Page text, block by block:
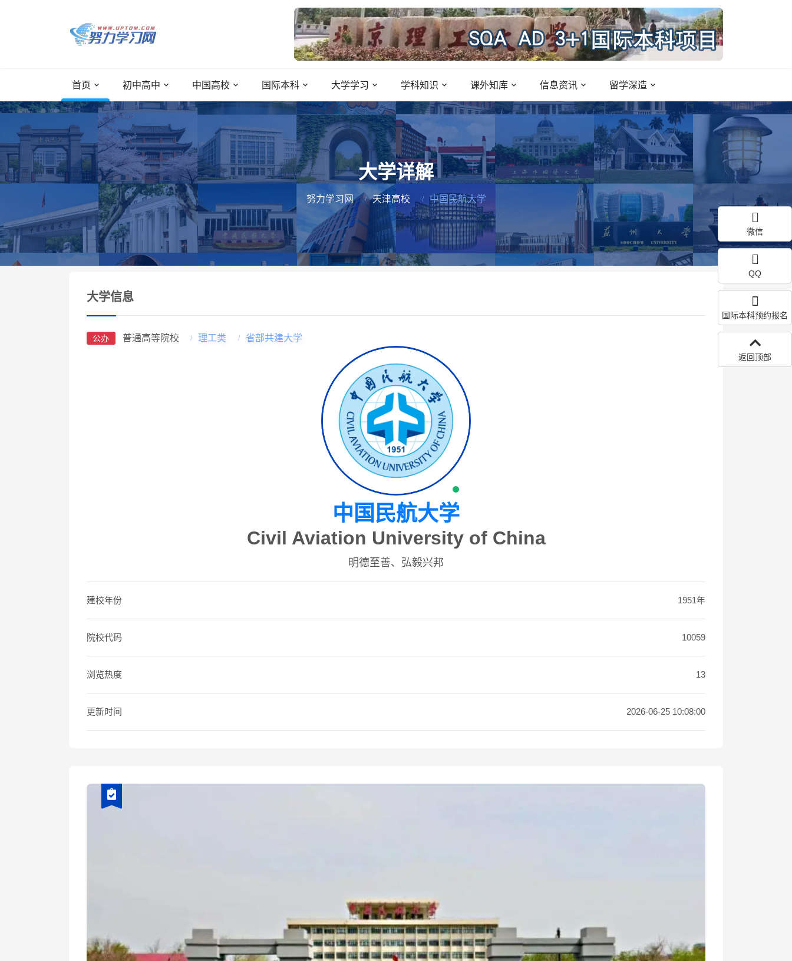
首页 初中高中 中国高校 国际本科 大学学习 学科知识 课外知库 信息资讯 留学深造
大学详解
努力学习网 天津高校 中国民航大学
大学信息
公办 普通高等院校 理工类 省部共建大学
中国民航大学
Civil Aviation University of China
明德至善、弘毅兴邦
建校年份 1951年
院校代码 10059
浏览热度 13
更新时间 2026-06-25 10:08:00
微信
QQ
国际本科预约报名
返回顶部